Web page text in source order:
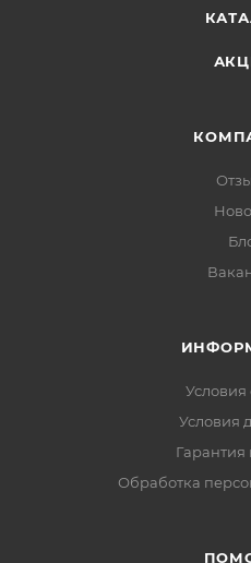
Условия
Условия
Гарантия
Обработка